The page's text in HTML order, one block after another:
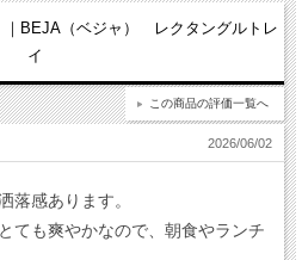
｜BEJA（ベジャ） レクタングルトレ
イ
この商品の評価一覧へ
2026/06/02
落感あります。
ても爽やかなので、朝食やランチ